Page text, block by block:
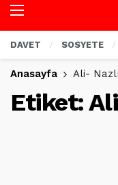
DAVET SOSYETE
Anasayfa Ali-
Etiket: